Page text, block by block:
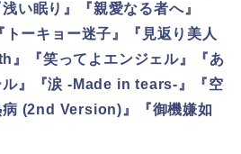
い眠り』『親愛なる者へ』
トーキョー迷子』『見返り美人
『笑ってよエンジェル』『あ
ル』『涙 -Made in tears-』『空
病 (2nd Version)』『御機嫌如